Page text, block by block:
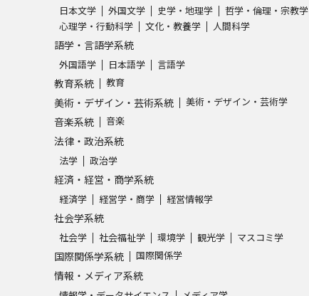
日本文学 外国文学 史学・地理学
哲学・倫理・宗教学
心理学・行動科学
文化・教養学 人間科学
語学・言語学系統
外国語学 日本語学 言語学
教育系統 教育
美術・デザイン・芸術系統 美術・デザイン・芸術学
音楽系統 音楽
法律・政治系統
法学 政治学
経済・経営・商学系統
経済学 経営学・商学 経営情報学
社会学系統
社会学 社会福祉学 環境学 観光学 マスコミ学
国際関係学系統 国際関係学
情報・メディア系統